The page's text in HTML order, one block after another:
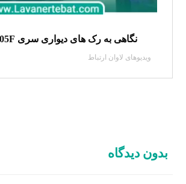
نگاهی به رک های دیواری سری SH05F ژوان
ویدیوهای لاوان ارتباط
بدون دیدگاه